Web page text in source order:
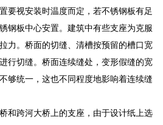
要视安装时温度而定，若不锈钢板有足
钢板中心安置。建筑中有些支座为克服
力。桥面的切缝、清槽按预留的槽口宽
行切缝。桥面连续缝处，变形假缝的宽
够统一，这也不同程度地影响着连续缝
和跨河大桥上的支座，由于设计纸上选